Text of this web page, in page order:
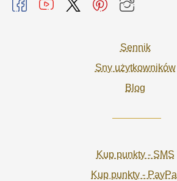
Sennik
Sny użytkowników
Blog
Kup punkty - SMS
Kup punkty - PayPal